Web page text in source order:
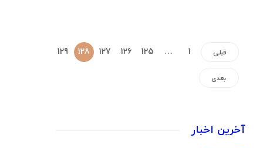
قبلی 1
…
125
126
127
128
129
بعدی
آخرین اخبار